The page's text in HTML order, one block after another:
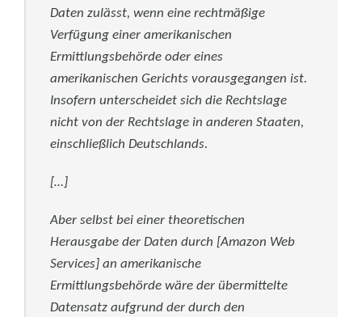
Daten zulässt, wenn eine rechtmäßige
Verfügung einer amerikanischen
Ermittlungsbehörde oder eines
amerikanischen Gerichts vorausgegangen ist.
Insofern unterscheidet sich die Rechtslage
nicht von der Rechtslage in anderen Staaten,
einschließlich Deutschlands.
[…]
Aber selbst bei einer theoretischen
Herausgabe der Daten durch [Amazon Web
Services] an amerikanische
Ermittlungsbehörde wäre der übermittelte
Datensatz aufgrund der durch den